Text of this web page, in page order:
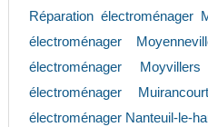
Réparation électroménager
électroménager
électroménager
électroménager
électroménager Nanteuil-le-